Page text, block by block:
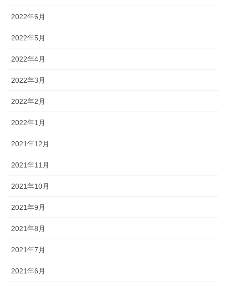
2022年6月
2022年5月
2022年4月
2022年3月
2022年2月
2022年1月
2021年12月
2021年11月
2021年10月
2021年9月
2021年8月
2021年7月
2021年6月